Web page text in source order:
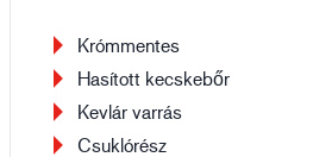
Krómmentes
Hasított kecskebőr
Kevlár varrás
Csuklórész